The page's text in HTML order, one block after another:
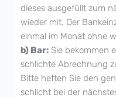
dieses ausgefüllt zum
wieder mit. Der
einmal im Monat ohne
b) Bar: Sie bekommen
schlichte Abrechnung
Bitte heften Sie den
schlicht bei der